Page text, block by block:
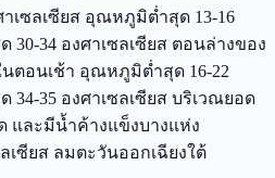
เซลเซียส อุณหภูมิต่ำสุด 13-16
30-34 องศาเซลเซียส ตอนล่างของ
ตอนเช้า อุณหภูมิต่ำสุด 16-22
34-35 องศาเซลเซียส บริเวณยอด
และมีน้ำค้างแข็งบางแห่ง
เซียส ลมตะวันออกเฉียงใต้